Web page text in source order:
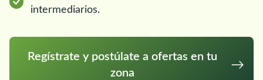
intermediarios.
Regístrate y postúlate a ofertas en tu
zona